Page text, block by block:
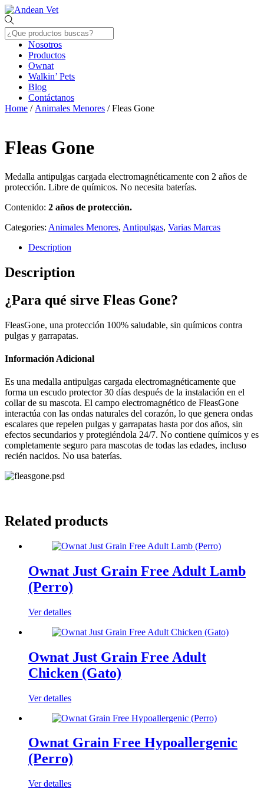
Skip
to
content
Menu
Nosotros
Productos
Ownat
Walkin’ Pets
Blog
Contáctanos
Close
Home / Animales Menores / Fleas Gone
Fleas Gone
Medalla antipulgas cargada electromagnéticamente con 2 años de
protección. Libre de químicos. No necesita baterías.
Contenido: 2 años de protección.
Categories: Animales Menores, Antipulgas, Varias Marcas
Description
Description
¿Para qué sirve Fleas Gone?
FleasGone, una protección 100% saludable, sin químicos contra
pulgas y garrapatas.
Información Adicional
Es una medalla antipulgas cargada electromagnéticamente que
forma un escudo protector 30 días después de la instalación en el
collar de su mascota. El campo electromagnético de FleasGone
interactúa con las ondas naturales del corazón, lo que genera ondas
escalares que repelen pulgas y garrapatas hasta por dos años, sin
efectos secundarios y protegiéndola 24/7. No contiene químicos y es
completamente seguro para mascotas de todas las edades, incluso
recién nacidos. No usa baterías.
Related products
Ownat Just Grain Free Adult Lamb
(Perro)
Ver detalles
Ownat Just Grain Free Adult
Chicken (Gato)
Ver detalles
Ownat Grain Free Hypoallergenic
(Perro)
Ver detalles